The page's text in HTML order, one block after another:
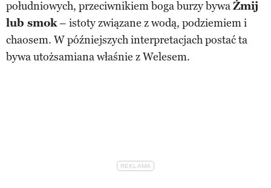
południowych, przeciwnikiem boga burzy bywaŻmij
lub smok– istoty związane z wodą, podziemiem i
chaosem. W późniejszych interpretacjach postać ta
bywa utożsamiana właśnie z Welesem.